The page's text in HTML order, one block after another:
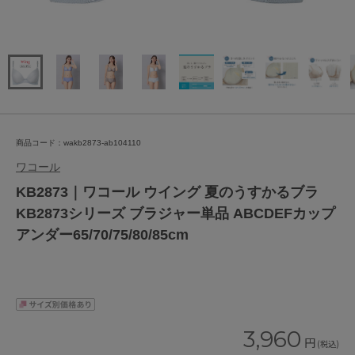
商品コード：wakb2873-ab104110
ワコール
KB2873｜ワコール ウイング 夏のうすかるブラ
KB2873シリーズ ブラジャー単品 ABCDEFカップ
アンダー65/70/75/80/85cm
3,960 円 (税込)